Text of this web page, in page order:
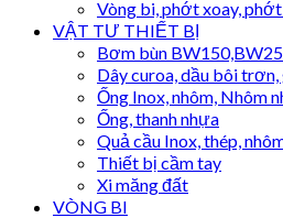
Vòng bi, phớt xoay,
VẬT TƯ THIẾT BỊ
Bơm bùn
Dây curoa, dầu bôi
Ống Inox, nhôm, Nhôm
Ống, thanh nhựa
Quả cầu Inox, thép,
Thiết bị cầm tay
Xi măng đất
VÒNG BI